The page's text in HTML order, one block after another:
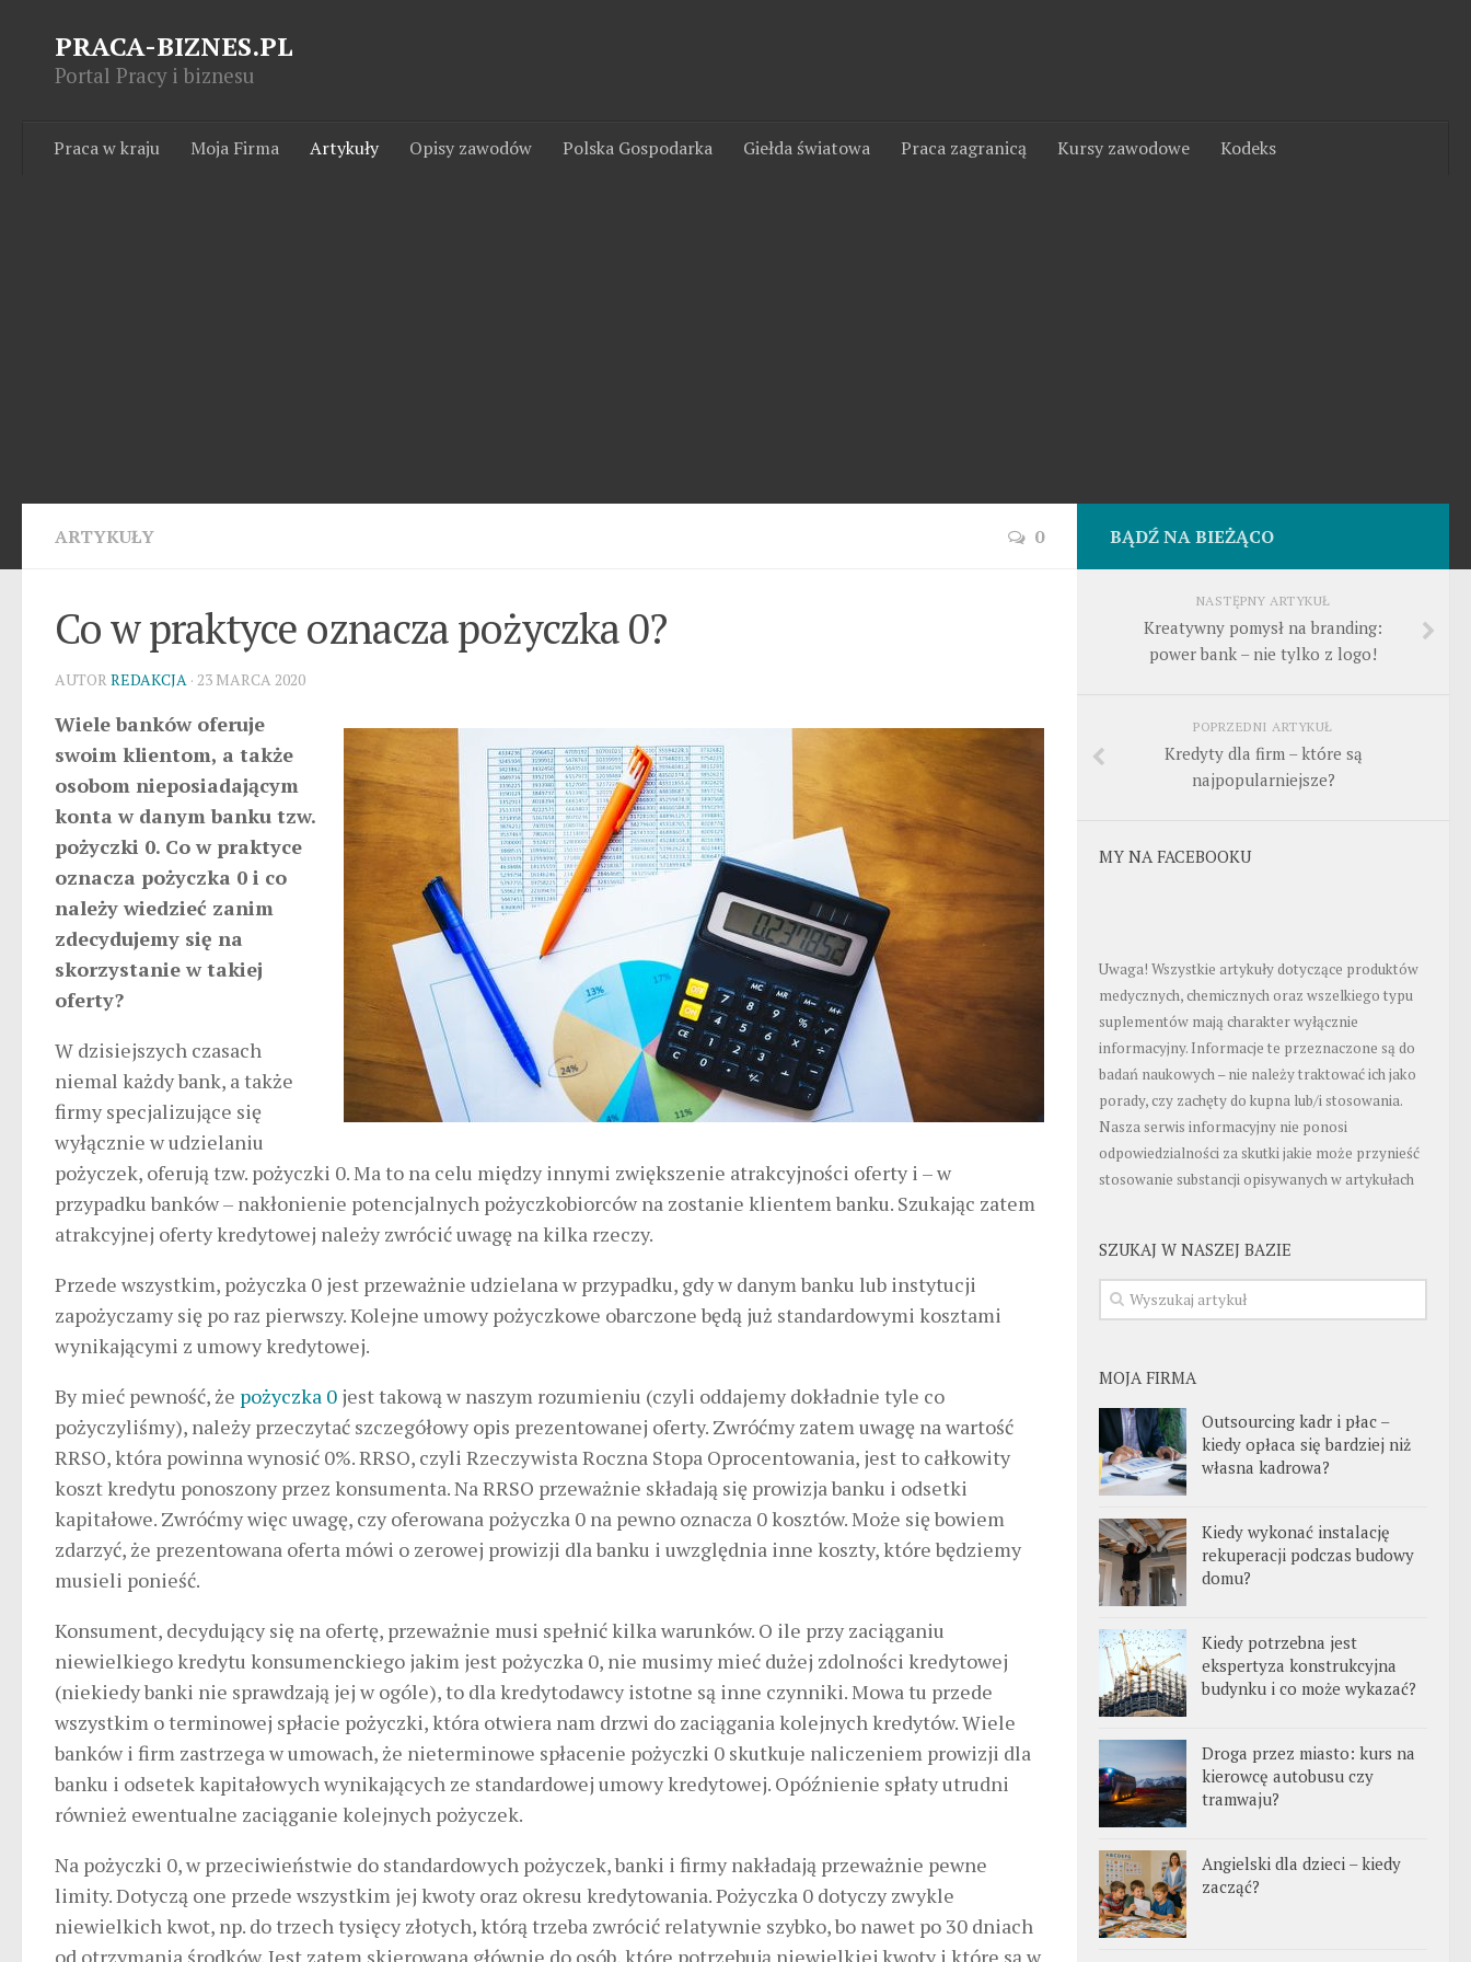
PRACA-BIZNES.PL
Portal Pracy i biznesu
Praca w kraju Moja Firma Artykuły Opisy zawodów Polska Gospodarka Giełda światowa Praca zagranicą Kursy zawodowe Kodeks
ARTYKUŁY 0
Co w praktyce oznacza pożyczka 0?
AUTOR REDAKCJA · 23 MARCA 2020
Wiele banków oferuje
swoim klientom, a także
osobom nieposiadającym
konta w danym banku tzw.
pożyczki 0. Co w praktyce
oznacza pożyczka 0 i co
należy wiedzieć zanim
zdecydujemy się na
skorzystanie w takiej
oferty?
W dzisiejszych czasach
niemal każdy bank, a także
firmy specjalizujące się
wyłącznie w udzielaniu
pożyczek, oferują tzw. pożyczki 0. Ma to na celu między innymi zwiększenie atrakcyjności oferty i – w
przypadku banków – nakłonienie potencjalnych pożyczkobiorców na zostanie klientem banku. Szukając zatem
atrakcyjnej oferty kredytowej należy zwrócić uwagę na kilka rzeczy.
Przede wszystkim, pożyczka 0 jest przeważnie udzielana w przypadku, gdy w danym banku lub instytucji
zapożyczamy się po raz pierwszy. Kolejne umowy pożyczkowe obarczone będą już standardowymi kosztami
wynikającymi z umowy kredytowej.
By mieć pewność, że pożyczka 0 jest takową w naszym rozumieniu (czyli oddajemy dokładnie tyle co
pożyczyliśmy), należy przeczytać szczegółowy opis prezentowanej oferty. Zwróćmy zatem uwagę na wartość
RRSO, która powinna wynosić 0%. RRSO, czyli Rzeczywista Roczna Stopa Oprocentowania, jest to całkowity
koszt kredytu ponoszony przez konsumenta. Na RRSO przeważnie składają się prowizja banku i odsetki
kapitałowe. Zwróćmy więc uwagę, czy oferowana pożyczka 0 na pewno oznacza 0 kosztów. Może się bowiem
zdarzyć, że prezentowana oferta mówi o zerowej prowizji dla banku i uwzględnia inne koszty, które będziemy
musieli ponieść.
Konsument, decydujący się na ofertę, przeważnie musi spełnić kilka warunków. O ile przy zaciąganiu
niewielkiego kredytu konsumenckiego jakim jest pożyczka 0, nie musimy mieć dużej zdolności kredytowej
(niekiedy banki nie sprawdzają jej w ogóle), to dla kredytodawcy istotne są inne czynniki. Mowa tu przede
wszystkim o terminowej spłacie pożyczki, która otwiera nam drzwi do zaciągania kolejnych kredytów. Wiele
banków i firm zastrzega w umowach, że nieterminowe spłacenie pożyczki 0 skutkuje naliczeniem prowizji dla
banku i odsetek kapitałowych wynikających ze standardowej umowy kredytowej. Opóźnienie spłaty utrudni
również ewentualne zaciąganie kolejnych pożyczek.
Na pożyczki 0, w przeciwieństwie do standardowych pożyczek, banki i firmy nakładają przeważnie pewne
limity. Dotyczą one przede wszystkim jej kwoty oraz okresu kredytowania. Pożyczka 0 dotyczy zwykle
niewielkich kwot, np. do trzech tysięcy złotych, którą trzeba zwrócić relatywnie szybko, bo nawet po 30 dniach
od otrzymania środków. Jest zatem skierowana głównie do osób, które potrzebują niewielkiej kwoty i które są w
BĄDŹ NA BIEŻĄCO
NASTĘPNY ARTYKUŁ
Kreatywny pomysł na branding:
power bank – nie tylko z logo!
POPRZEDNI ARTYKUŁ
Kredyty dla firm – które są
najpopularniejsze?
MY NA FACEBOOKU
Uwaga! Wszystkie artykuły dotyczące produktów
medycznych, chemicznych oraz wszelkiego typu
suplementów mają charakter wyłącznie
informacyjny. Informacje te przeznaczone są do
badań naukowych – nie należy traktować ich jako
porady, czy zachęty do kupna lub/i stosowania.
Nasza serwis informacyjny nie ponosi
odpowiedzialności za skutki jakie może przynieść
stosowanie substancji opisywanych w artykułach
SZUKAJ W NASZEJ BAZIE
MOJA FIRMA
Outsourcing kadr i płac –
kiedy opłaca się bardziej niż
własna kadrowa?
Kiedy wykonać instalację
rekuperacji podczas budowy
domu?
Kiedy potrzebna jest
ekspertyza konstrukcyjna
budynku i co może wykazać?
Droga przez miasto: kurs na
kierowcę autobusu czy
tramwaju?
Angielski dla dzieci – kiedy
zacząć?